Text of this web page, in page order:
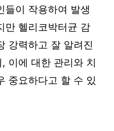
들이 작용하여 발생
만 헬리코박터균 감
강력하고 잘 알려진
이에 대한 관리와 치
중요하다고 할 수 있